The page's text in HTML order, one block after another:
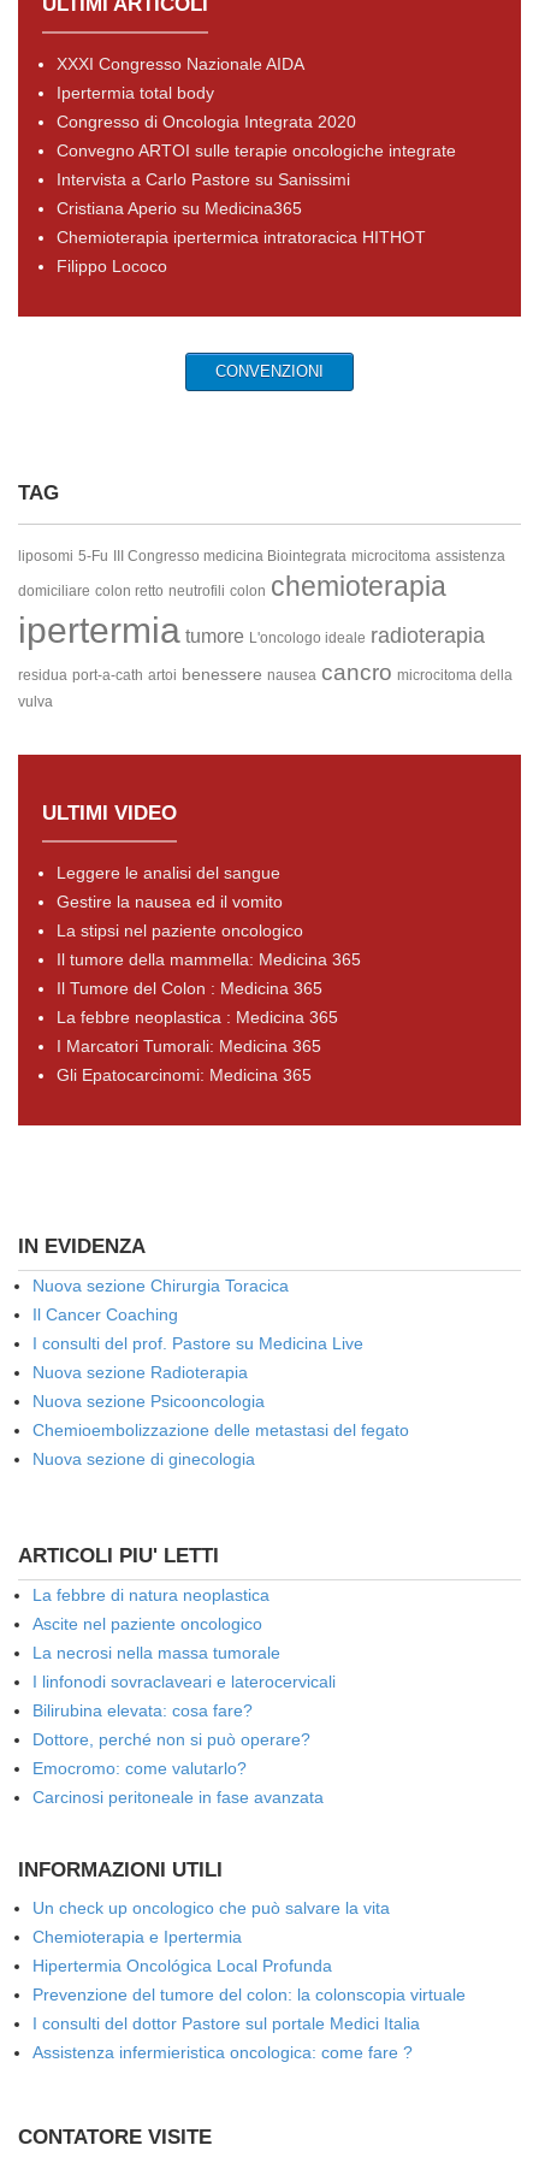
XXXI Congresso Nazionale AIDA
Ipertermia total body
Congresso di Oncologia Integrata 2020
Convegno ARTOI sulle terapie oncologiche integrate
Intervista a Carlo Pastore su Sanissimi
Cristiana Aperio su Medicina365
Chemioterapia ipertermica intratoracica HITHOT
Filippo Lococo
CONVENZIONI
TAG
liposomi 5-Fu III Congresso medicina Biointegrata microcitoma assistenza
domiciliare colon retto neutrofili colon chemioterapia
ipertermia tumore L'oncologo ideale radioterapia
residua port-a-cath artoi benessere nausea cancro microcitoma della
vulva
ULTIMI VIDEO
Leggere le analisi del sangue
Gestire la nausea ed il vomito
La stipsi nel paziente oncologico
Il tumore della mammella: Medicina 365
Il Tumore del Colon : Medicina 365
La febbre neoplastica : Medicina 365
I Marcatori Tumorali: Medicina 365
Gli Epatocarcinomi: Medicina 365
IN EVIDENZA
Nuova sezione Chirurgia Toracica
Il Cancer Coaching
I consulti del prof. Pastore su Medicina Live
Nuova sezione Radioterapia
Nuova sezione Psicooncologia
Chemioembolizzazione delle metastasi del fegato
Nuova sezione di ginecologia
ARTICOLI PIU' LETTI
La febbre di natura neoplastica
Ascite nel paziente oncologico
La necrosi nella massa tumorale
I linfonodi sovraclaveari e laterocervicali
Bilirubina elevata: cosa fare?
Dottore, perché non si può operare?
Emocromo: come valutarlo?
Carcinosi peritoneale in fase avanzata
INFORMAZIONI UTILI
Un check up oncologico che può salvare la vita
Chemioterapia e Ipertermia
Hipertermia Oncológica Local Profunda
Prevenzione del tumore del colon: la colonscopia virtuale
I consulti del dottor Pastore sul portale Medici Italia
Assistenza infermieristica oncologica: come fare ?
CONTATORE VISITE